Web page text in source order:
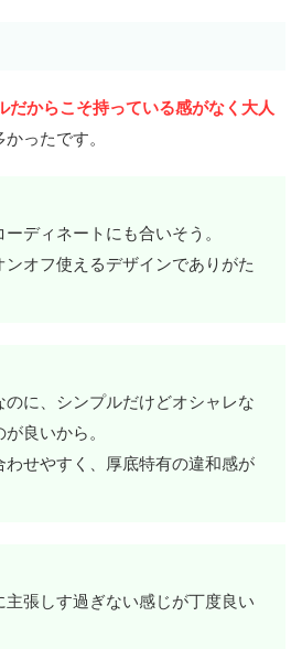
だからこそ持っている感がなく大人
ったです。
ディネートにも合いそう。
オフ使えるデザインでありがた
に、シンプルだけどオシャレな
良いから。
わせやすく、厚底特有の違和感が
張しす過ぎない感じが丁度良い